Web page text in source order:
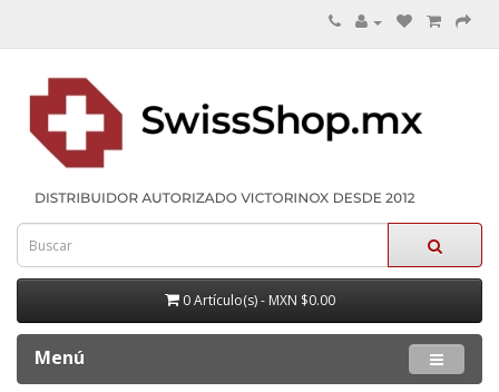
0 Artículo(s) - MXN $0.00
Menú